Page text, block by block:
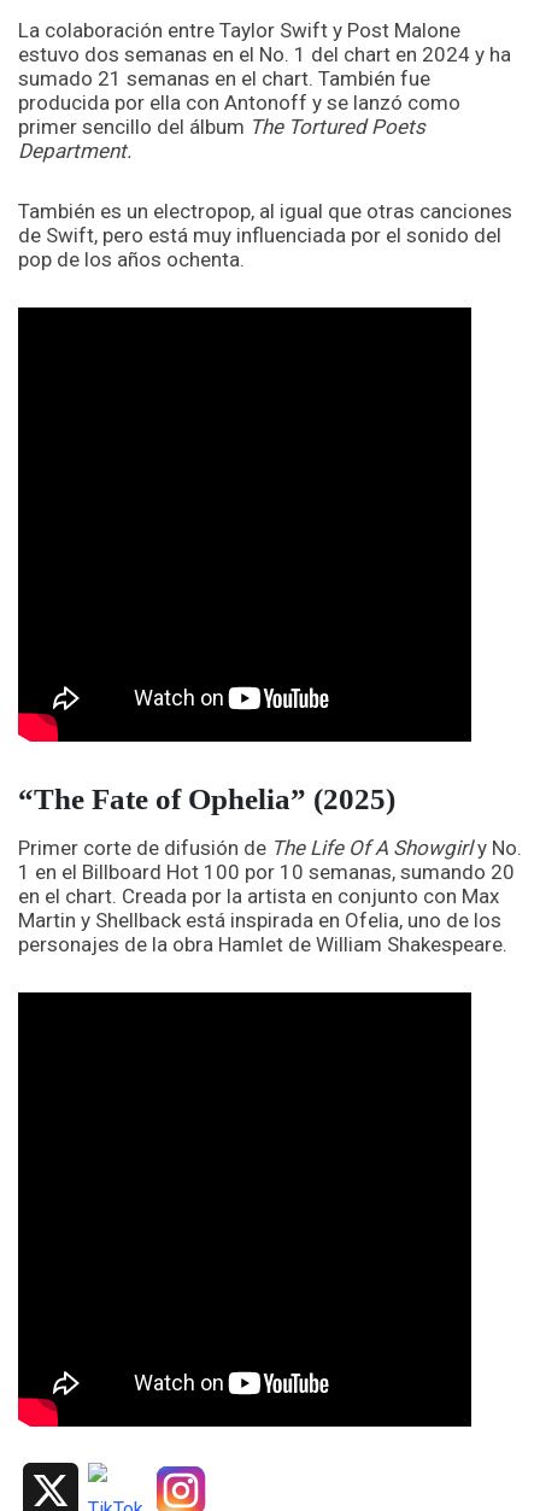
La colaboración entre Taylor Swift y Post Malone
estuvo dos semanas en el No. 1 del chart en 2024 y ha
sumado 21 semanas en el chart. También fue
producida por ella con Antonoff y se lanzó como
primer sencillo del álbum The Tortured Poets
Department.
También es un electropop, al igual que otras canciones
de Swift, pero está muy influenciada por el sonido del
pop de los años ochenta.
“The Fate of Ophelia” (2025)
Primer corte de difusión de The Life Of A Showgirly No.
1 en el Billboard Hot 100 por 10 semanas, sumando 20
en el chart. Creada por la artista en conjunto con Max
Martin y Shellback está inspirada en Ofelia, uno de los
personajes de la obra Hamlet de William Shakespeare.
X